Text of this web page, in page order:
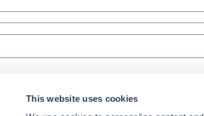
This website uses cookies